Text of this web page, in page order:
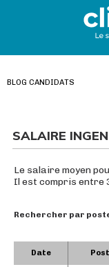
BLOG CANDIDATS
SALAIRE
Le salaire moyen
Il est compris entre
Rechercher par
Date